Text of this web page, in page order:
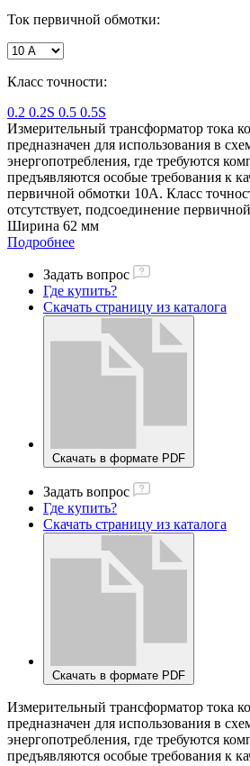
Ток первичной обмотки:
Класс точности:
0.2 0.2S 0.5 0.5S
Измерительный трансформатор тока
предназначен для использования в
энергопотребления, где требуются
предъявляются особые требования к
первичной обмотки 10A. Класс
отсутствует, подсоединение
Ширина 62 мм
Подробнее
Задать вопрос
Где купить?
Скачать страницу из каталога
Скачать в формате PDF
Задать вопрос
Где купить?
Скачать страницу из каталога
Скачать в формате PDF
Измерительный трансформатор тока
предназначен для использования в
энергопотребления, где требуются
предъявляются особые требования к